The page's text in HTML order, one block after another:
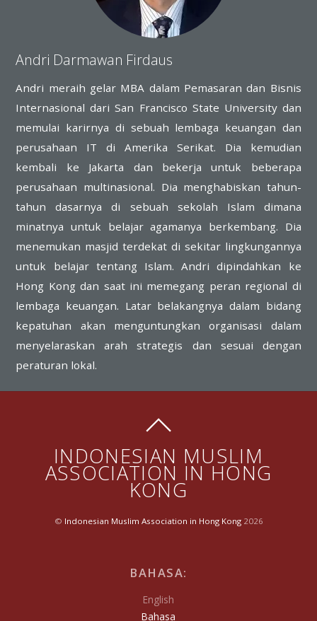
Andri Darmawan Firdaus
Andri meraih gelar MBA dalam Pemasaran dan Bisnis
Internasional dari San Francisco State University dan
memulai karirnya di sebuah lembaga keuangan dan
perusahaan IT di Amerika Serikat. Dia kemudian
kembali ke Jakarta dan bekerja untuk beberapa
perusahaan multinasional. Dia menghabiskan tahun-
tahun dasarnya di sebuah sekolah Islam dimana
minatnya untuk belajar agamanya berkembang. Dia
menemukan masjid terdekat di sekitar lingkungannya
untuk belajar tentang Islam. Andri dipindahkan ke
Hong Kong dan saat ini memegang peran regional di
lembaga keuangan. Latar belakangnya dalam bidang
kepatuhan akan menguntungkan organisasi dalam
menyelaraskan arah strategis dan sesuai dengan
peraturan lokal.
INDONESIAN MUSLIM
ASSOCIATION IN HONG
KONG
© Indonesian Muslim Association in Hong Kong2026
BAHASA:
English
Bahasa